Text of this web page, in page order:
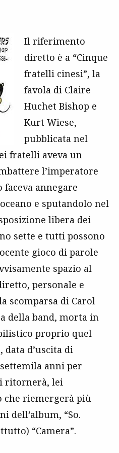
Il riferimento
diretto è a “Cinque
fratelli cinesi”, la
favola di Claire
Huchet Bishop e
Kurt Wiese,
pubblicata nel
fratelli aveva un
l’imperatore
annegare
e sputandolo nel
libera dei
sette e tutti possono
gioco di parole
spazio al
personale e
scomparsa di Carol
della band, morta in
proprio quel
data d’uscita di
anni per
ritornerà, lei
che riemergerà più
dell’album, “So.
“Camera”.